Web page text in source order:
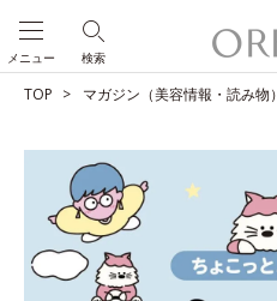
検索
メニュー
TOP マガジン（美容情報・読み物）